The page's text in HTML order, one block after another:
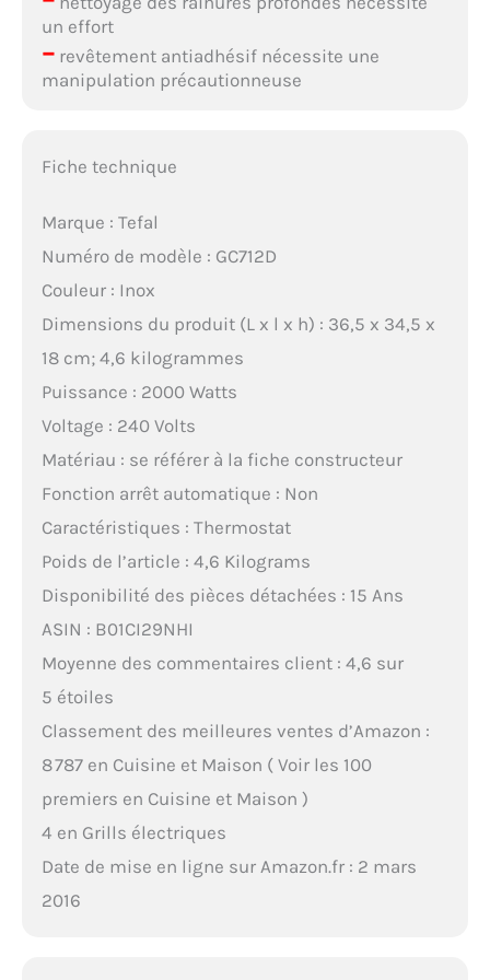
un effort
–revêtement antiadhésif nécessite une
manipulation précautionneuse
Fiche technique
Marque : Tefal
Numéro de modèle : GC712D
Couleur : Inox
Dimensions du produit (L x l x h) : 36,5 x 34,5 x
18 cm; 4,6 kilogrammes
Puissance : 2000 Watts
Voltage : 240 Volts
Matériau : se référer à la fiche constructeur
Fonction arrêt automatique : Non
Caractéristiques : Thermostat
Poids de l’article : 4,6 Kilograms
Disponibilité des pièces détachées : 15 Ans
ASIN : B01CI29NHI
Moyenne des commentaires client : 4,6 sur
5 étoiles
Classement des meilleures ventes d’Amazon :
8 787 en Cuisine et Maison ( Voir les 100
premiers en Cuisine et Maison )
4 en Grills électriques
Date de mise en ligne sur Amazon.fr : 2 mars
2016